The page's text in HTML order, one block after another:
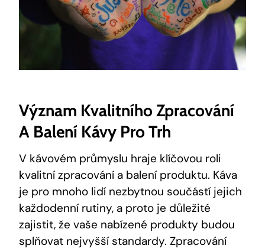
Význam Kvalitního Zpracování
A Balení Kávy Pro Trh
V kávovém průmyslu hraje klíčovou roli
kvalitní zpracování a balení produktu. Káva
je pro mnoho lidí nezbytnou součástí jejich
každodenní rutiny, a proto je důležité
zajistit, že vaše nabízené produkty budou
splňovat nejvyšší standardy. Zpracování